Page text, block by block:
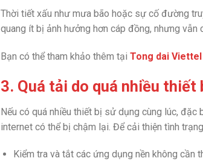
Thời tiết xấu như mưa bão hoặc sự cố đường
quang ít bị ảnh hưởng hơn cáp đồng, nhưng vẫn
Bạn có thể tham khảo thêm tại Tong dai Viettel
3. Quá tải do quá nhiều thiết
Nếu có quá nhiều thiết bị sử dụng cùng lúc,
internet có thể bị chậm lại. Để cải thiện tình
Kiểm tra và tắt các ứng dụng nền không cần